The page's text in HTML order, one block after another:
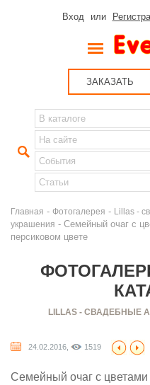
Вход или
ЗАКАЗАТЬ
Главная - Фотогалерея - Lillas -
украшения - Семейный очаг с
персиковом цвете
LILLAS - СВАДЕБНЫЕ
24.02.2016, 1519
Семейный очаг с